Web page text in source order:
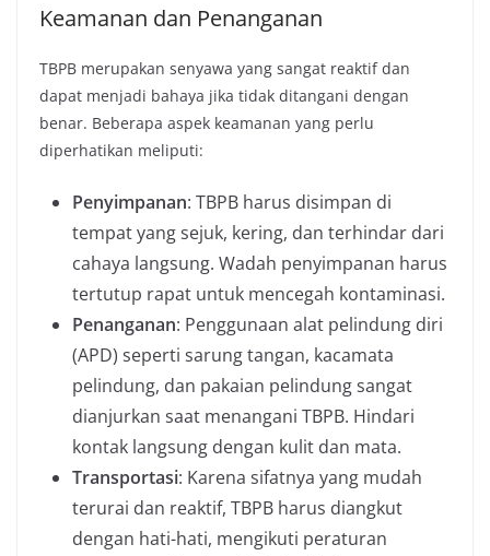
Keamanan dan Penanganan
TBPB merupakan senyawa yang sangat reaktif dan
dapat menjadi bahaya jika tidak ditangani dengan
benar. Beberapa aspek keamanan yang perlu
diperhatikan meliputi:
Penyimpanan: TBPB harus disimpan di
tempat yang sejuk, kering, dan terhindar dari
cahaya langsung. Wadah penyimpanan harus
tertutup rapat untuk mencegah kontaminasi.
Penanganan: Penggunaan alat pelindung diri
(APD) seperti sarung tangan, kacamata
pelindung, dan pakaian pelindung sangat
dianjurkan saat menangani TBPB. Hindari
kontak langsung dengan kulit dan mata.
Transportasi: Karena sifatnya yang mudah
terurai dan reaktif, TBPB harus diangkut
dengan hati-hati, mengikuti peraturan